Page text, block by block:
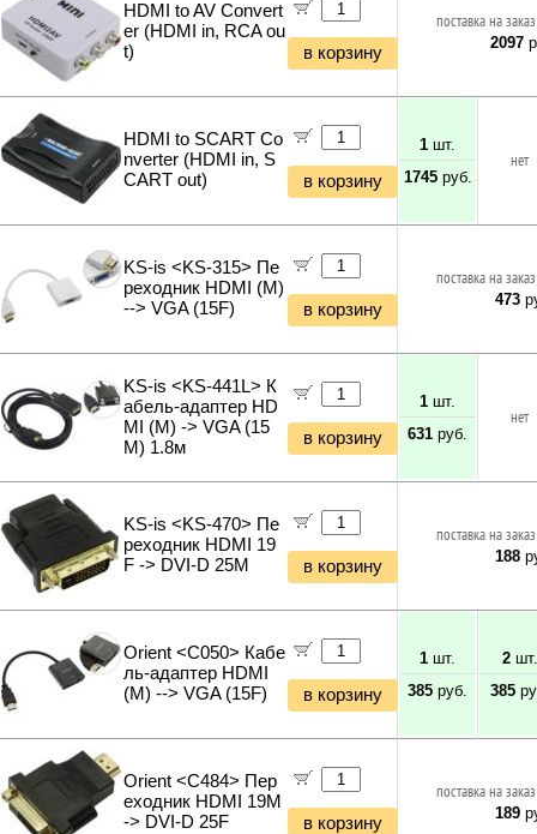
HDMI to AV Convert
er (HDMI in, RCA ou
t)
в корзину
поставка на
2097
HDMI to SCART Co
nverter (HDMI in, S
CART out)
в корзину
1 шт.
1745руб.
нет
KS-is <KS-315> Пе
реходник HDMI (M)
--> VGA (15F)
в корзину
поставка на
473
KS-is <KS-441L> К
абель-адаптер HD
MI (M) -> VGA (15
M) 1.8м
в корзину
1 шт.
631 руб.
нет
KS-is <KS-470> Пе
реходник HDMI 19
F -> DVI-D 25M
в корзину
поставка на
188
Orient <C050> Кабе
ль-адаптер HDMI
(M) --> VGA (15F)
в корзину
1 шт.
385 руб.
2шт.
385
Orient <C484> Пер
еходник HDMI 19M
-> DVI-D 25F
в корзину
поставка на
189